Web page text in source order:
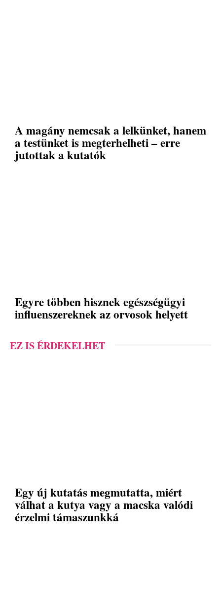
A magány nemcsak a lelkünket, hanem
a testünket is megterhelheti – erre
jutottak a kutatók
Egyre többen hisznek egészségügyi
influenszereknek az orvosok helyett
EZ IS ÉRDEKELHET
Egy új kutatás megmutatta, miért
válhat a kutya vagy a macska valódi
érzelmi támaszunkká